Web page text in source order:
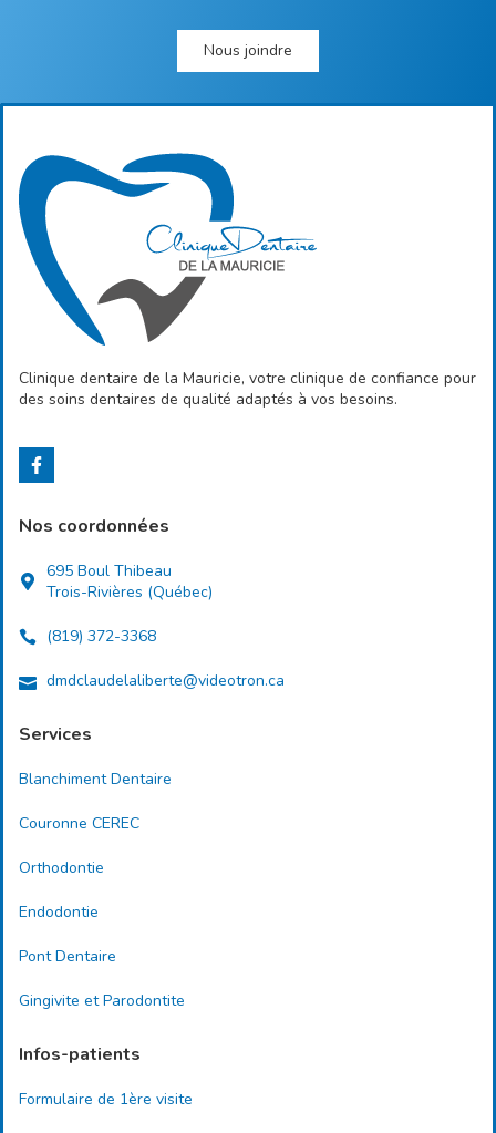
Nous joindre
Clinique dentaire de la Mauricie, votre clinique de confiance pour
des soins dentaires de qualité adaptés à vos besoins.
Nos coordonnées
695 Boul Thibeau
Trois-Rivières (Québec)
(819) 372-3368
dmdclaudelaliberte@videotron.ca
Services
Blanchiment Dentaire
Couronne CEREC
Orthodontie
Endodontie
Pont Dentaire
Gingivite et Parodontite
Infos-patients
Formulaire de 1ère visite